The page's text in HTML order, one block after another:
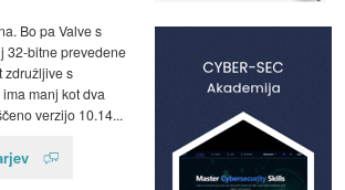
Bo pa Valve s
32-bitne prevedene
združljive s
manj kot dva
verzijo 10.14...